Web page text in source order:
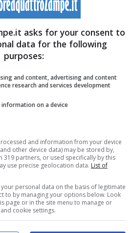
non sapere il significato di
Perché lo fa?
è più lento, significa che il
lo fa
che presenta questo
asks for your consent to
data for the following
purposes:
and content, advertising and content
research and services development
on a device
and information from your device
other device data) may be stored by,
319 partners, or used specifically by this
use precise geolocation data. List of
personal data on the basis of legitimate
to by managing your options below. Look
page or in the site menu to manage or
cookie settings.